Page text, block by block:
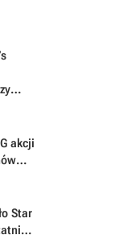
w
akcji
Star